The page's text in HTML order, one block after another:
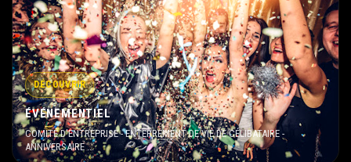
DÉCOUVRIR
ÉVÉNEMENTIEL
COMITÉ D'ENTREPRISE - ENTERREMENT DE VIE DE CÉLIBATAIRE -
ANNIVERSAIRE ...